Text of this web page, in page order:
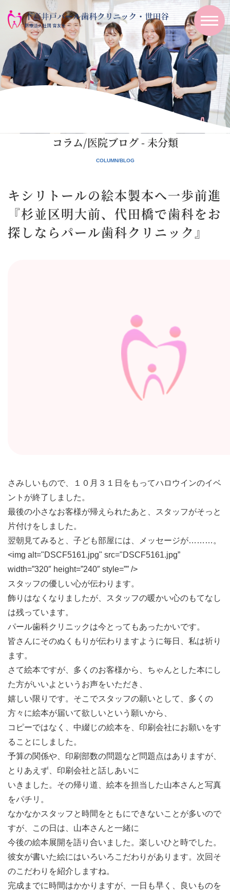
コラム/医院ブログ - 未分類
キシリトールの絵本製本へ一歩前進
『杉並区明大前、代田橋で歯科をお
探しならパール歯科クリニック』
さみしいもので、１０月３１日をもってハロウインのイベ
ントが終了しました。
最後の小さなお客様が帰えられたあと、スタッフがそっと
片付けをしました。
翌朝見てみると、子ども部屋には、メッセージが………。
<img alt="DSCF5161.jpg" src="DSCF5161.jpg”
width=”320″ height=”240″ style=”” />
スタッフの優しい心が伝わります。
飾りはなくなりましたが、スタッフの暖かい心のもてなし
は残っています。
パール歯科クリニックは今とってもあったかいです。
皆さんにそのぬくもりが伝わりますように毎日、私は祈り
ます。
さて絵本ですが、多くのお客様から、ちゃんとした本にし
た方がいいよというお声をいただき、
嬉しい限りです。そこでスタッフの願いとして、多くの
方々に絵本が届いて欲しいという願いから、
コピーではなく、中綴じの絵本を、印刷会社にお願いをす
ることにしました。
予算の関係や、印刷部数の問題など問題点はありますが、
とりあえず、印刷会社と話しあいに
いきました。その帰り道、絵本を担当した山本さんと写真
をパチリ。
なかなかスタッフと時間をともにできないことが多いので
すが、この日は、山本さんと一緒に
今後の絵本展開を語り合いました。楽しいひと時でした。
彼女が書いた絵にはいろいろこだわりがあります。次回そ
のこだわりを紹介しますね。
完成までに時間はかかりますが、一日も早く、良いものを